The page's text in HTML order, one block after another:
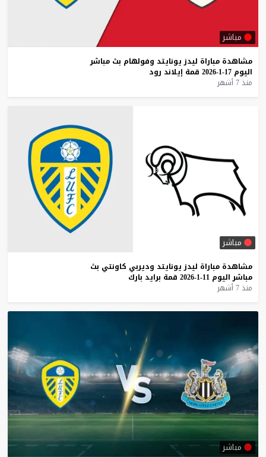
مباشر
مشاهدة مباراة ليدز يونايتد وفولهام بث مباشر
اليوم 17-1-2026 قمة إيلاند رود
منذ 7 أشهر
مباشر
مشاهدة مباراة ليدز يونايتد وديربي كاونتي بث
مباشر اليوم 11-1-2026 قمة برايد بارك
منذ 7 أشهر
مباشر